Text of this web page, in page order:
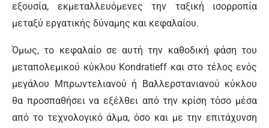
εξουσία, εκμεταλλευόμενες την ταξική ισορροπία
μεταξύ εργατικής δύναμης και κεφαλαίου.
Όμως, το κεφαλαίο σε αυτή την καθοδική φάση του
μεταπολεμικού κύκλου Kondratieff και στο τέλος ενός
μεγάλου Μπρωντελιανού ή Βαλλερστανιανού κύκλου
θα προσπαθήσει να εξέλθει από την κρίση τόσο μέσα
από το τεχνολογικό άλμα, όσο και με την επιτάχυνση